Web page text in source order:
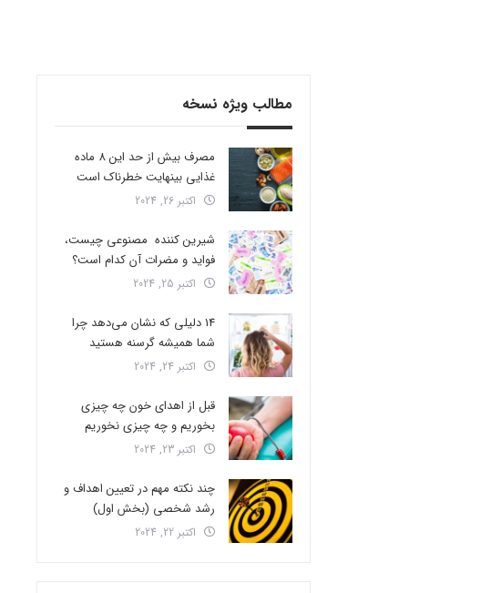
مطالب ویژه نسخه
مصرف بیش از حد این 8 ماده
غذایی بینهایت خطرناک است
اکتبر 26, 2024
شیرین کننده مصنوعی چیست،
فواید و مضرات آن کدام است؟
اکتبر 25, 2024
14 دلیلی که نشان می‌دهد چرا
شما همیشه گرسنه هستید
اکتبر 24, 2024
قبل از اهدای خون چه چیزی
بخوریم و چه چیزی نخوریم
اکتبر 23, 2024
چند نکته مهم در تعیین اهداف و
رشد شخصی (بخش اول)
اکتبر 22, 2024